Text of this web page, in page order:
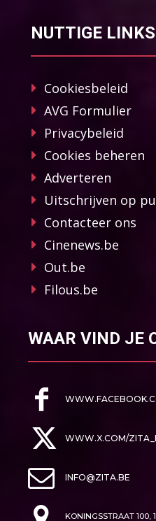
NUTTIGE LINKS
Cookiesbeleid
AVG Formulier
Privacybeleid
Cookies beheren
Adverteren
Uitschrijven op
Contacteer ons
Cinenews.be
Out.be
Filous.be
WAAR VIND JE
WWW.X.COM/
INFO@ZITA.BE
KONINGSSTRAAT 100,